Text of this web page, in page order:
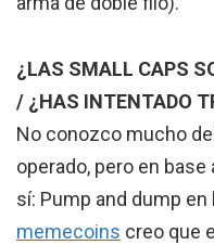
¿LAS SMALL CAPS
/ ¿HAS INTENTADO
No conozco mucho
operado, pero en
sí: Pump and dump
memecoins creo que